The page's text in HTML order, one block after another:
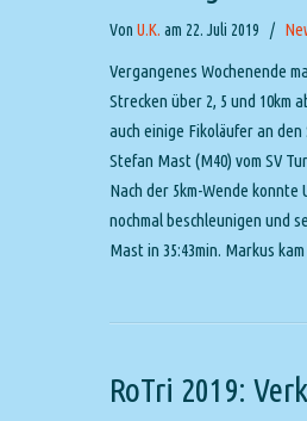
Von U.K. am 22. Juli 2019 /
Vergangenes Wochenende
Strecken über 2, 5 und 10km
auch einige Fikoläufer an
Stefan Mast (M40) vom SV
Nach der 5km-Wende
nochmal beschleunigen und
Mast in 35:43min. Markus
RoTri 2019: